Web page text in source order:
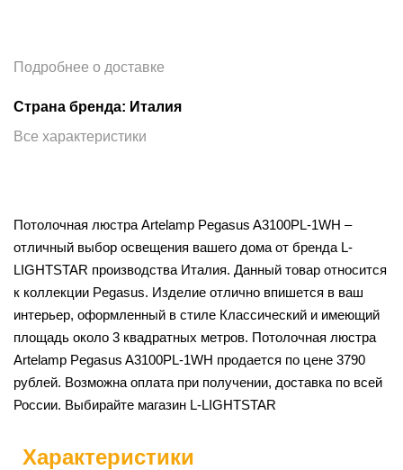
Подробнее о доставке
Страна бренда: Италия
Все характеристики
Потолочная люстра Artelamp Pegasus A3100PL-1WH –
отличный выбор освещения вашего дома от бренда L-
LIGHTSTAR производства Италия. Данный товар относится
к коллекции Pegasus. Изделие отлично впишется в ваш
интерьер, оформленный в стиле Классический и имеющий
площадь около 3 квадратных метров. Потолочная люстра
Artelamp Pegasus A3100PL-1WH продается по цене 3790
рублей. Возможна оплата при получении, доставка по всей
России. Выбирайте магазин L-LIGHTSTAR
Характеристики